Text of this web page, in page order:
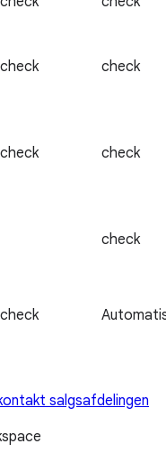
check check
check check
check
check
salgsafdelingen